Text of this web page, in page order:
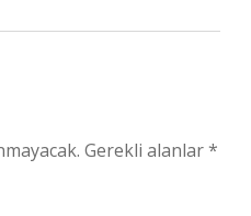
Gerekli alanlar*